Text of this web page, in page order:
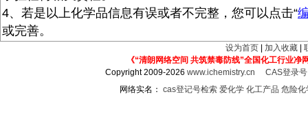
4、若是以上化学品信息有误或者不完整，您可以点击“
或完善。
设为首页 加入收藏
《“清朗网络空间 共筑禁毒防线”全国化工行业净
Copyright 2009-2026www.ichemistry.cn
CAS登录
网络实名： cas登记号检索 爱化学 化工产品 危险化